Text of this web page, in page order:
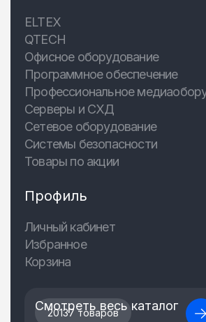
ELTEX
QTECH
Офисное оборудование
Программное обеспечение
Профессиональное
Серверы и СХД
Сетевое оборудование
Системы безопасности
Товары по акции
Профиль
Личный кабинет
Избранное
Корзина
20137 товаров
Смотреть весь каталог